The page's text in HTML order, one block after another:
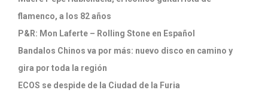
flamenco, a los 82 años
P&R: Mon Laferte – Rolling Stone en Español
Bandalos Chinos va por más: nuevo disco en camino y
gira por toda la región
ECOS se despide de la Ciudad de la Furia